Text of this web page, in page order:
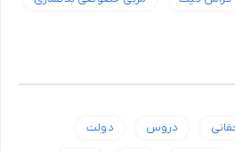
دروس دولت